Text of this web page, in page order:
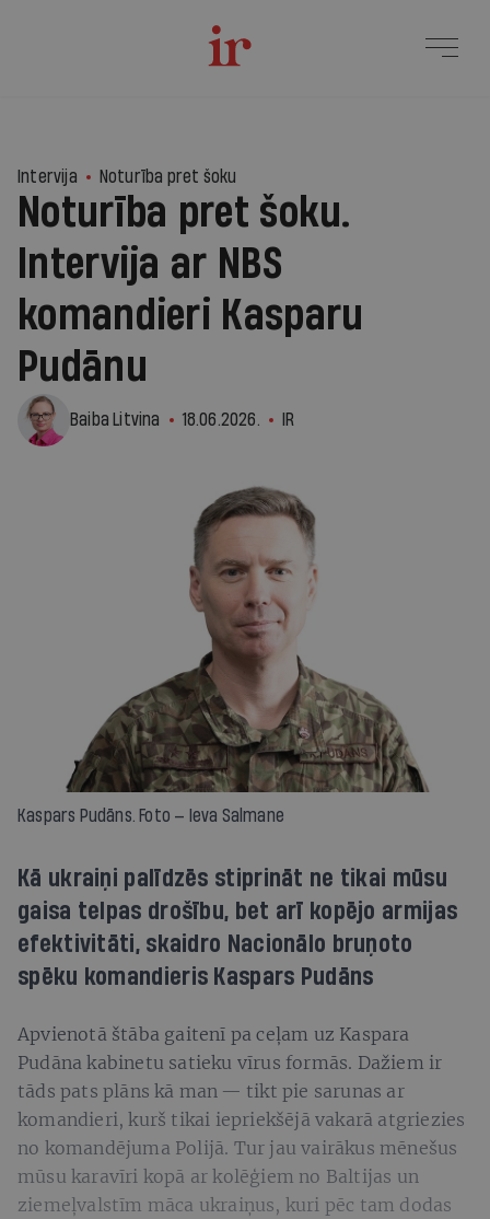
Intervija Noturība pret šoku
Noturība pret šoku.
Intervija ar NBS
komandieri Kasparu
Pudānu
Baiba Litvina 18.06.2026. IR
Kaspars Pudāns. Foto — Ieva Salmane
Kā ukraiņi palīdzēs stiprināt ne tikai mūsu
gaisa telpas drošību, bet arī kopējo armijas
efektivitāti, skaidro Nacionālo bruņoto
spēku komandieris Kaspars Pudāns
Apvienotā štāba gaitenī pa ceļam uz Kaspara
Pudāna kabinetu satieku vīrus formās. Dažiem ir
tāds pats plāns kā man — tikt pie sarunas ar
komandieri, kurš tikai iepriekšējā vakarā atgriezies
no komandējuma Polijā. Tur jau vairākus mēnešus
mūsu karavīri kopā ar kolēģiem no Baltijas un
ziemeļvalstīm māca ukraiņus, kuri pēc tam dodas